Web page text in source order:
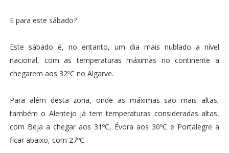
E para este sábado?
Este sábado é, no entanto, um dia mais nublado a nível
nacional, com as temperaturas máximas no continente a
chegarem aos 32ºC no Algarve.
Para além desta zona, onde as máximas são mais altas,
também o Alentejo já tem temperaturas consideradas altas,
com Beja a chegar aos 31ºC, Évora aos 30ºC e Portalegre a
ficar abaixo, com 27ºC.